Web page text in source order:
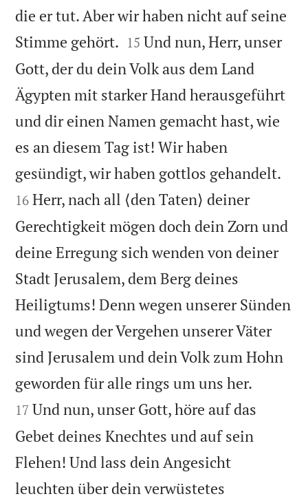
die er tut. Aber wir haben nicht auf seine
Stimme gehört. 

15 Und nun, Herr, unser
Gott, der du dein Volk aus dem Land
Ägypten mit starker Hand herausgeführt
und dir einen Namen gemacht hast, wie
es an diesem Tag ist! Wir haben
gesündigt, wir haben gottlos gehandelt.
16 Herr, nach all ⟨den Taten⟩ deiner
Gerechtigkeit mögen doch dein Zorn und
deine Erregung sich wenden von deiner
Stadt Jerusalem, dem Berg deines
Heiligtums! Denn wegen unserer Sünden
und wegen der Vergehen unserer Väter
sind Jerusalem und dein Volk zum Hohn
geworden für alle rings um uns her.
17 Und nun, unser Gott, höre auf das
Gebet deines Knechtes und auf sein
Flehen! Und lass dein Angesicht
leuchten über dein verwüstetes